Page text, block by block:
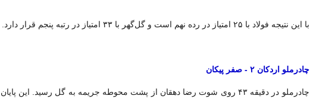
با این نتیجه فولاد با ۲۵ امتیاز در رده نهم است و گل‌گهر با ۳۳ امتیاز در رتبه پنجم قرار دارد.
چادرملو اردکان ۲ - صفر پیکان
چادرملو در دقیقه ۴۳ روی شوت رضا دهقان از پشت محوطه جریمه به گل رسید. این پایان